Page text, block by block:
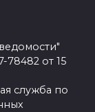
от 15
служба по